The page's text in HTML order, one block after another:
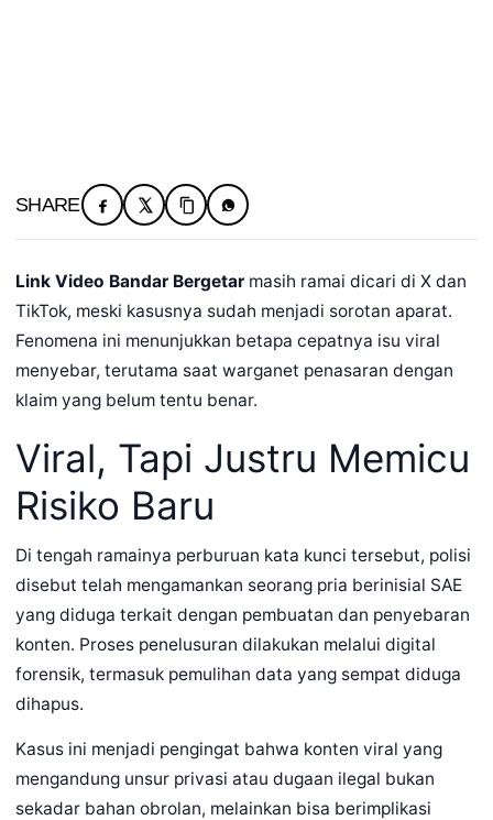
SHARE
Link Video Bandar Bergetar masih ramai dicari di X dan
TikTok, meski kasusnya sudah menjadi sorotan aparat.
Fenomena ini menunjukkan betapa cepatnya isu viral
menyebar, terutama saat warganet penasaran dengan
klaim yang belum tentu benar.
Viral, Tapi Justru Memicu
Risiko Baru
Di tengah ramainya perburuan kata kunci tersebut, polisi
disebut telah mengamankan seorang pria berinisial SAE
yang diduga terkait dengan pembuatan dan penyebaran
konten. Proses penelusuran dilakukan melalui digital
forensik, termasuk pemulihan data yang sempat diduga
dihapus.
Kasus ini menjadi pengingat bahwa konten viral yang
mengandung unsur privasi atau dugaan ilegal bukan
sekadar bahan obrolan, melainkan bisa berimplikasi